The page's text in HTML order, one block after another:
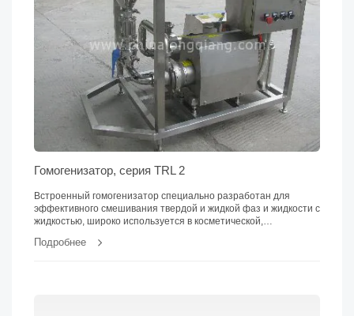
Гомогенизатор, серия TRL 2
Встроенный гомогенизатор специально разработан для
эффективного смешивания твердой и жидкой фаз и жидкости с
жидкостью, широко используется в косметической,
Подробнее